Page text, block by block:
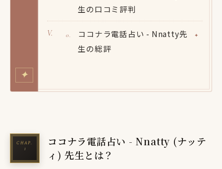
✦
生の口コミ評判
ココナラ電話占い - Nnatty先
生の総評
ココナラ電話占い - Nnatty (ナッテ
ィ) 先生とは？